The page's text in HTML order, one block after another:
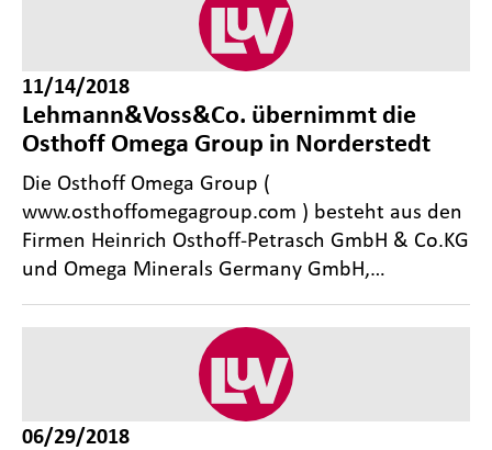
11/14/2018
Lehmann&Voss&Co. übernimmt die
Osthoff Omega Group in Norderstedt
Die Osthoff Omega Group (
www.osthoffomegagroup.com ) besteht aus den
Firmen Heinrich Osthoff-Petrasch GmbH & Co.KG
und Omega Minerals Germany GmbH,…
06/29/2018